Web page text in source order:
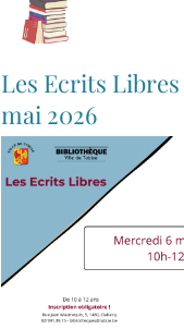
Les Ecrits
mai 2026